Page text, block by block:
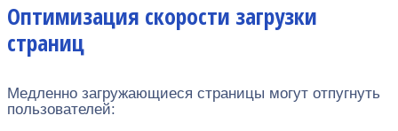
Оптимизация скорости загрузки
страниц
Медленно загружающиеся страницы могут отпугнуть
пользователей: